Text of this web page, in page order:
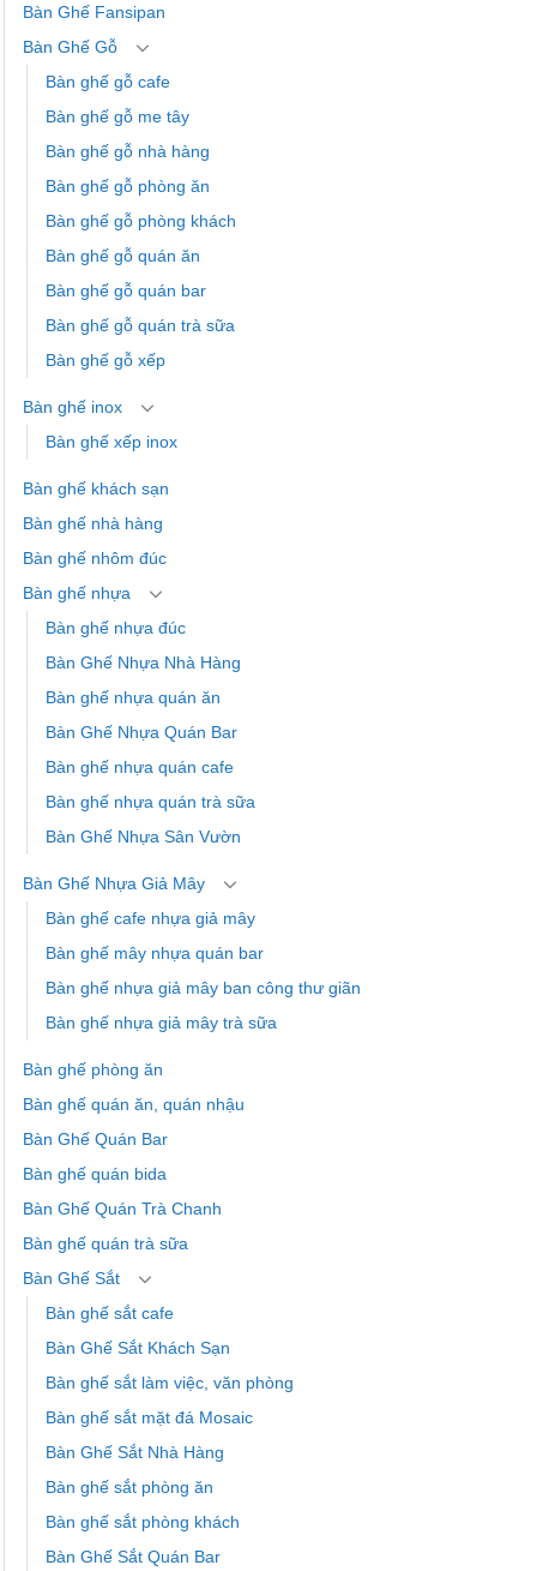
Bàn Ghế Fansipan
Bàn Ghế Gỗ
Bàn ghế gỗ cafe
Bàn ghế gỗ me tây
Bàn ghế gỗ nhà hàng
Bàn ghế gỗ phòng ăn
Bàn ghế gỗ phòng khách
Bàn ghế gỗ quán ăn
Bàn ghế gỗ quán bar
Bàn ghế gỗ quán trà sữa
Bàn ghế gỗ xếp
Bàn ghế inox
Bàn ghế xếp inox
Bàn ghế khách sạn
Bàn ghế nhà hàng
Bàn ghế nhôm đúc
Bàn ghế nhựa
Bàn ghế nhựa đúc
Bàn Ghế Nhựa Nhà Hàng
Bàn ghế nhựa quán ăn
Bàn Ghế Nhựa Quán Bar
Bàn ghế nhựa quán cafe
Bàn ghế nhựa quán trà sữa
Bàn Ghế Nhựa Sân Vườn
Bàn Ghế Nhựa Giả Mây
Bàn ghế cafe nhựa giả mây
Bàn ghế mây nhựa quán bar
Bàn ghế nhựa giả mây ban công thư giãn
Bàn ghế nhựa giả mây trà sữa
Bàn ghế phòng ăn
Bàn ghế quán ăn, quán nhậu
Bàn Ghế Quán Bar
Bàn ghế quán bida
Bàn Ghế Quán Trà Chanh
Bàn ghế quán trà sữa
Bàn Ghế Sắt
Bàn ghế sắt cafe
Bàn Ghế Sắt Khách Sạn
Bàn ghế sắt làm việc, văn phòng
Bàn ghế sắt mặt đá Mosaic
Bàn Ghế Sắt Nhà Hàng
Bàn ghế sắt phòng ăn
Bàn ghế sắt phòng khách
Bàn Ghế Sắt Quán Bar